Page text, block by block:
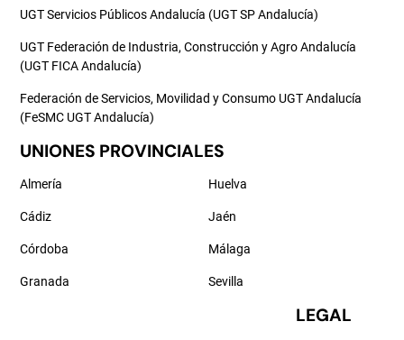
UGT Servicios Públicos Andalucía (UGT SP Andalucía)
UGT Federación de Industria, Construcción y Agro Andalucía
(UGT FICA Andalucía)
Federación de Servicios, Movilidad y Consumo UGT Andalucía
(FeSMC UGT Andalucía)
UNIONES PROVINCIALES
Almería
Cádiz
Córdoba
Granada
Huelva
Jaén
Málaga
Sevilla
LEGAL